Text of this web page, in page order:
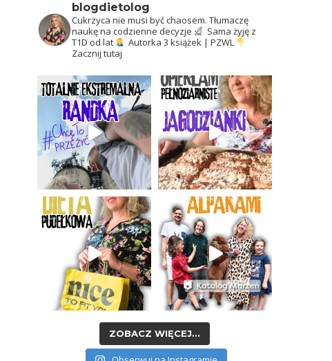
blogdietolog
Cukrzyca nie musi być chaosem. Tłumaczę
naukę na codzienne decyzje
Sama żyję z
T1D od lat
Autorka 3 książek | PZWL
Zacznij tutaj
ZOBACZ WIĘCEJ...